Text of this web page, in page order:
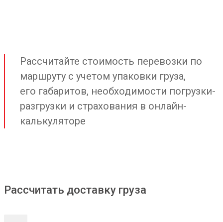
Рассчитайте стоимость перевозки по
маршруту с учетом упаковки груза,
его габаритов, необходимости погрузки-
разгрузки и страхования в онлайн-
калькуляторе
Рассчитать доставку груза